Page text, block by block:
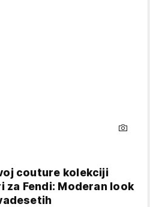
couture kolekciji
za Fendi: Moderan look